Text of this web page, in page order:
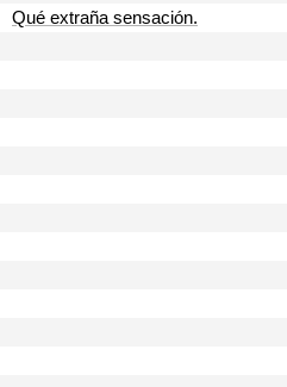
Qué extraña sensación.